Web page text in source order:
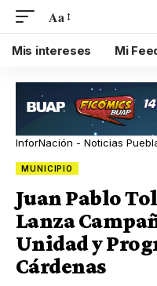
Aa
Mis intereses Mi
InforNación - Noticias
MUNICIPIO
Juan Pablo
Lanza
Unidad y
Cárdenas